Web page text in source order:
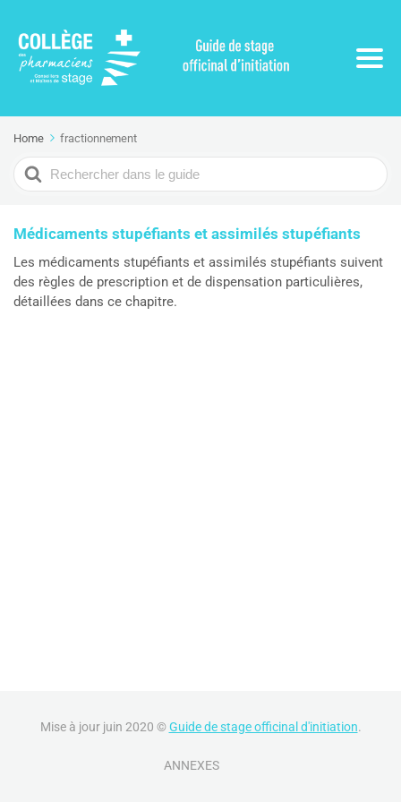
Home fractionnement
Search
For
Médicaments stupéfiants et assimilés stupéfiants
Les médicaments stupéfiants et assimilés stupéfiants suivent
des règles de prescription et de dispensation particulières,
détaillées dans ce chapitre.
Mise à jour juin 2020 ©Guide de stage officinal d'initiation.
ANNEXES